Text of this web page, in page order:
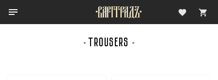
TROUSERS